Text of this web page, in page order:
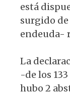
está
surgido
endeuda-
La
-de los
hubo 2